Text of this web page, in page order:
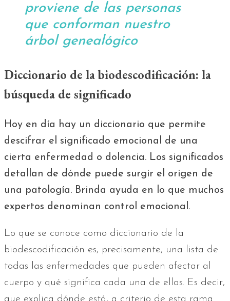
proviene de las personas
que conforman nuestro
árbol genealógico
Diccionario de la biodescodificación: la
búsqueda de significado
Hoy en día hay un diccionario que permite
descifrar el significado emocional de una
cierta enfermedad o dolencia. Los significados
detallan de dónde puede surgir el origen de
una patología. Brinda ayuda en lo que muchos
expertos denominan control emocional.
Lo que se conoce como diccionario de la
biodescodificación es, precisamente, una lista de
todas las enfermedades que pueden afectar al
cuerpo y qué significa cada una de ellas. Es decir,